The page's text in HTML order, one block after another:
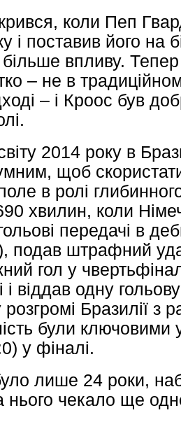
коли Пеп
і поставив його на
впливу. Тепер
– не в
– і Кроос був
2014 року в
щоб
в ролі
690 хвилин, коли
передачі в
подав штрафний
гол у
віддав одну
Бразилії з
були ключовими
у фіналі.
лише 24 роки,
нього чекало ще